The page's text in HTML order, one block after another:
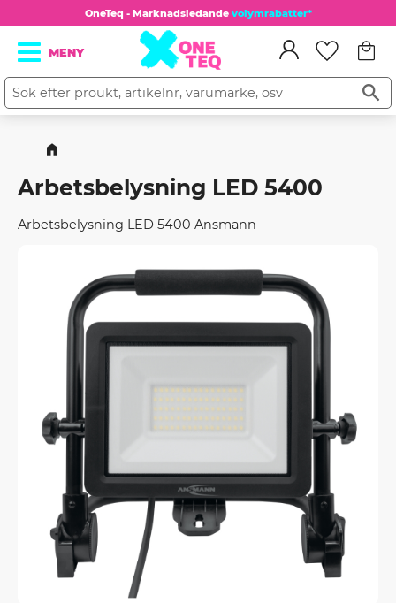
Meny
OneTeq - Marknadsledande volymrabatter*
Arbetsbelysning LED 5400
Arbetsbelysning LED 5400 Ansmann